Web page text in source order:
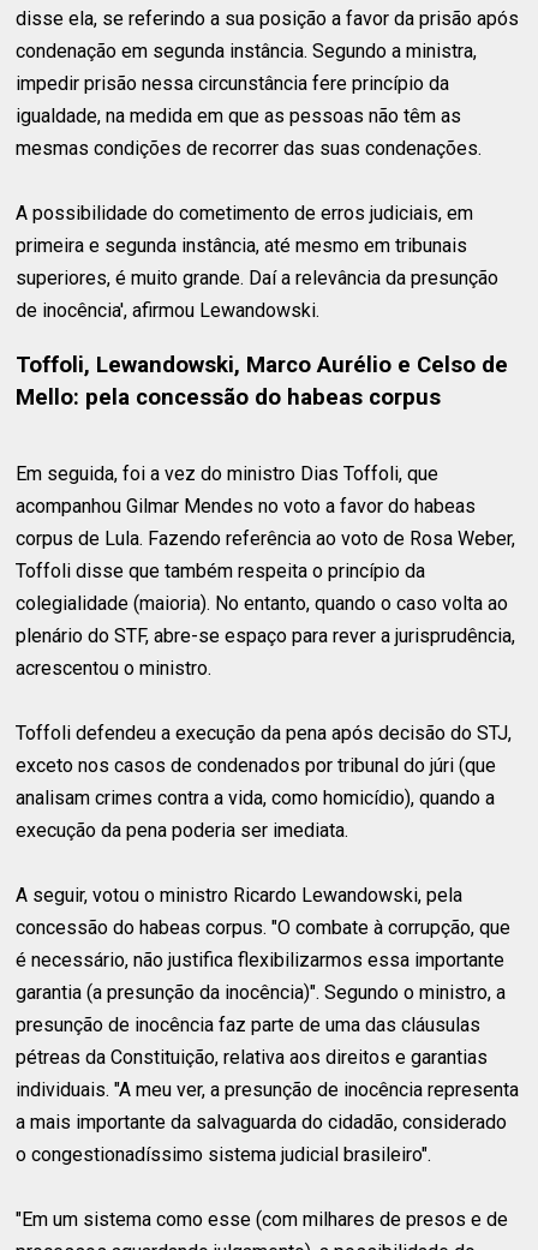
disse ela, se referindo a sua posição a favor da prisão após
condenação em segunda instância. Segundo a ministra,
impedir prisão nessa circunstância fere princípio da
igualdade, na medida em que as pessoas não têm as
mesmas condições de recorrer das suas condenações.
A possibilidade do cometimento de erros judiciais, em
primeira e segunda instância, até mesmo em tribunais
superiores, é muito grande. Daí a relevância da presunção
de inocência', afirmou Lewandowski.
Toffoli, Lewandowski, Marco Aurélio e Celso de
Mello: pela concessão do habeas corpus
Em seguida, foi a vez do ministro Dias Toffoli, que
acompanhou Gilmar Mendes no voto a favor do habeas
corpus de Lula. Fazendo referência ao voto de Rosa Weber,
Toffoli disse que também respeita o princípio da
colegialidade (maioria). No entanto, quando o caso volta ao
plenário do STF, abre-se espaço para rever a jurisprudência,
acrescentou o ministro.
Toffoli defendeu a execução da pena após decisão do STJ,
exceto nos casos de condenados por tribunal do júri (que
analisam crimes contra a vida, como homicídio), quando a
execução da pena poderia ser imediata.
A seguir, votou o ministro Ricardo Lewandowski, pela
concessão do habeas corpus. "O combate à corrupção, que
é necessário, não justifica flexibilizarmos essa importante
garantia (a presunção da inocência)". Segundo o ministro, a
presunção de inocência faz parte de uma das cláusulas
pétreas da Constituição, relativa aos direitos e garantias
individuais. "A meu ver, a presunção de inocência representa
a mais importante da salvaguarda do cidadão, considerado
o congestionadíssimo sistema judicial brasileiro".
"Em um sistema como esse (com milhares de presos e de